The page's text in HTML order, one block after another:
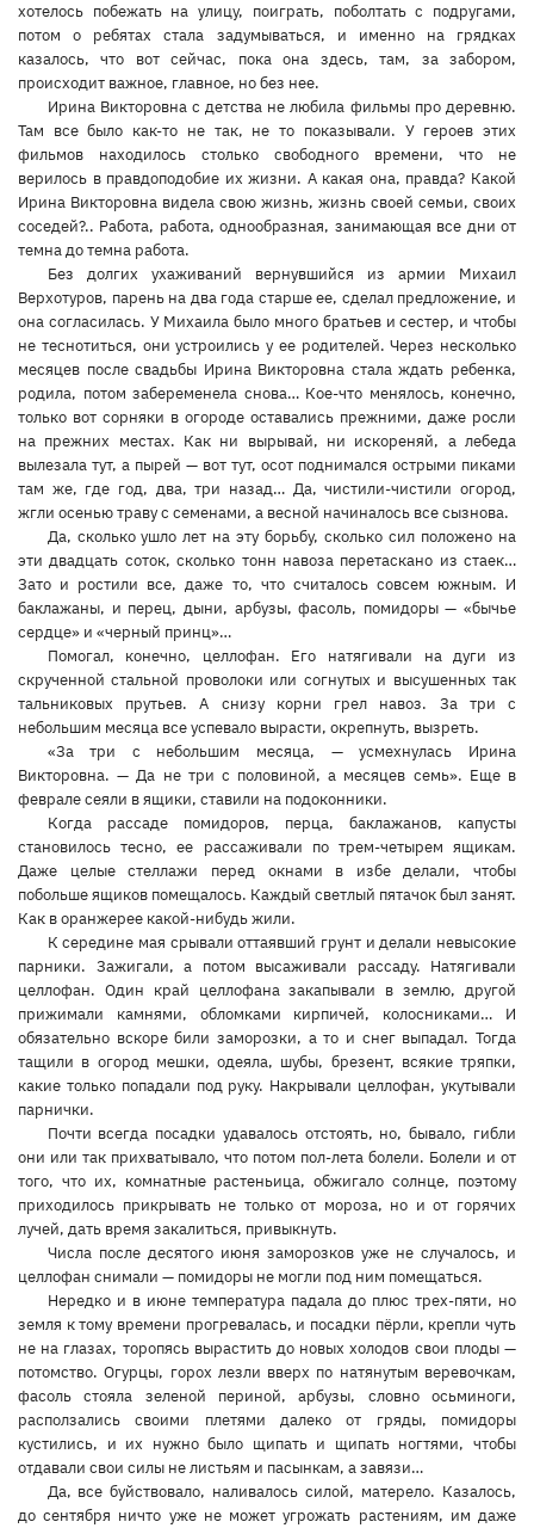
хотелось побежать на улицу, поиграть, поболтать с подругами,
потом о ребятах стала задумываться, и именно на грядках
казалось, что вот сейчас, пока она здесь, там, за забором,
происходит важное, главное, но без нее.
Ирина Викторовна с детства не любила фильмы про деревню.
Там все было как-то не так, не то показывали. У героев этих
фильмов находилось столько свободного времени, что не
верилось в правдоподобие их жизни. А какая она, правда? Какой
Ирина Викторовна видела свою жизнь, жизнь своей семьи, своих
соседей?.. Работа, работа, однообразная, занимающая все дни от
темна до темна работа.
Без долгих ухаживаний вернувшийся из армии Михаил
Верхотуров, парень на два года старше ее, сделал предложение, и
она согласилась. У Михаила было много братьев и сестер, и чтобы
не теснотиться, они устроились у ее родителей. Через несколько
месяцев после свадьбы Ирина Викторовна стала ждать ребенка,
родила, потом забеременела снова… Кое-что менялось, конечно,
только вот сорняки в огороде оставались прежними, даже росли
на прежних местах. Как ни вырывай, ни искореняй, а лебеда
вылезала тут, а пырей — вот тут, осот поднимался острыми пиками
там же, где год, два, три назад… Да, чистили-чистили огород,
жгли осенью траву с семенами, а весной начиналось все сызнова.
Да, сколько ушло лет на эту борьбу, сколько сил положено на
эти двадцать соток, сколько тонн навоза перетаскано из стаек…
Зато и ростили все, даже то, что считалось совсем южным. И
баклажаны, и перец, дыни, арбузы, фасоль, помидоры — «бычье
сердце» и «черный принц»…
Помогал, конечно, целлофан. Его натягивали на дуги из
скрученной стальной проволоки или согнутых и высушенных так
тальниковых прутьев. А снизу корни грел навоз. За три с
небольшим месяца все успевало вырасти, окрепнуть, вызреть.
«За три с небольшим месяца, — усмехнулась Ирина
Викторовна. — Да не три с половиной, а месяцев семь». Еще в
феврале сеяли в ящики, ставили на подоконники.
Когда рассаде помидоров, перца, баклажанов, капусты
становилось тесно, ее рассаживали по трем-четырем ящикам.
Даже целые стеллажи перед окнами в избе делали, чтобы
побольше ящиков помещалось. Каждый светлый пятачок был занят.
Как в оранжерее какой-нибудь жили.
К середине мая срывали оттаявший грунт и делали невысокие
парники. Зажигали, а потом высаживали рассаду. Натягивали
целлофан. Один край целлофана закапывали в землю, другой
прижимали камнями, обломками кирпичей, колосниками… И
обязательно вскоре били заморозки, а то и снег выпадал. Тогда
тащили в огород мешки, одеяла, шубы, брезент, всякие тряпки,
какие только попадали под руку. Накрывали целлофан, укутывали
парнички.
Почти всегда посадки удавалось отстоять, но, бывало, гибли
они или так прихватывало, что потом пол-лета болели. Болели и от
того, что их, комнатные растеньица, обжигало солнце, поэтому
приходилось прикрывать не только от мороза, но и от горячих
лучей, дать время закалиться, привыкнуть.
Числа после десятого июня заморозков уже не случалось, и
целлофан снимали — помидоры не могли под ним помещаться.
Нередко и в июне температура падала до плюс трех-пяти, но
земля к тому времени прогревалась, и посадки пёрли, крепли чуть
не на глазах, торопясь вырастить до новых холодов свои плоды —
потомство. Огурцы, горох лезли вверх по натянутым веревочкам,
фасоль стояла зеленой периной, арбузы, словно осьминоги,
расползались своими плетями далеко от гряды, помидоры
кустились, и их нужно было щипать и щипать ногтями, чтобы
отдавали свои силы не листьям и пасынкам, а завязи…
Да, все буйствовало, наливалось силой, матерело. Казалось,
до сентября ничто уже не может угрожать растениям, им даже